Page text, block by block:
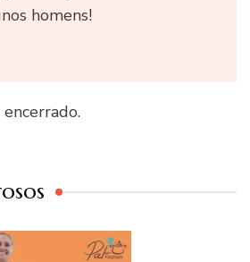
homens!